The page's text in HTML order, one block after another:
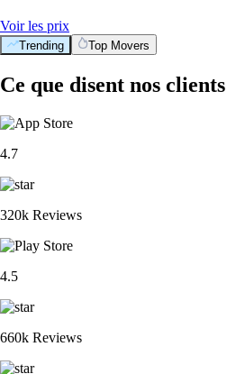
Voir les prix
Trending Top Movers
Ce que disent nos clients
4.7
320k Reviews
4.5
660k Reviews